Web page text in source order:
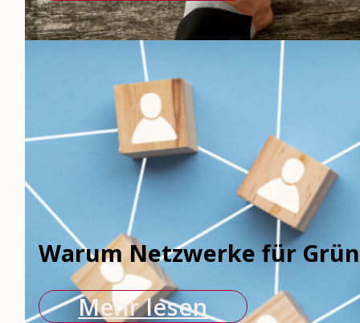
Warum Netzwerke für
Mehr lesen